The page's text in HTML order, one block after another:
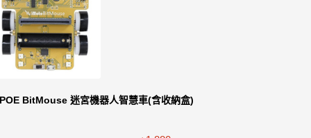
BitMouse 迷宮機器人智慧車(含收納盒)